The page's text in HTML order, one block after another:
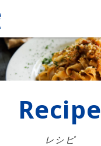
Recipe
レシピ